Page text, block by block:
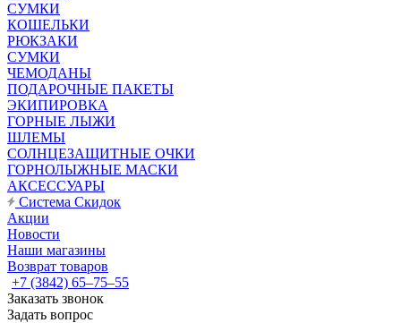
СУМКИ
КОШЕЛЬКИ
РЮКЗАКИ
СУМКИ
ЧЕМОДАНЫ
ПОДАРОЧНЫЕ ПАКЕТЫ
ЭКИПИРОВКА
ГОРНЫЕ ЛЫЖИ
ШЛЕМЫ
СОЛНЦЕЗАЩИТНЫЕ ОЧКИ
ГОРНОЛЫЖНЫЕ МАСКИ
АКСЕССУАРЫ
Система Скидок
Акции
Новости
Наши магазины
Возврат товаров
+7 (3842) 65–75–55
Заказать звонок
Задать вопрос